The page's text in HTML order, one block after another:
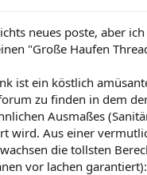
neues poste, aber
"Große Haufen
ist ein köstlich
zu finden in dem
Ausmaßes
wird. Aus einer
die tollsten
vor lachen garantiert):